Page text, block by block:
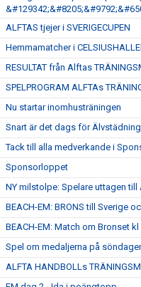
ALFTAS tjejer i SVERIGECUPEN
Hemmamatcher i
RESULTAT från Alftas
SPELPROGRAM ALFTAs
Nu startar inomhusträningen
Snart är det dags för
Tack till alla medverkande i
Sponsorloppet
NY milstolpe: Spelare uttagen
BEACH-EM: BRONS till Sverige
BEACH-EM: Match om Bronset
Spel om medaljerna på
ALFTA HANDBOLLs